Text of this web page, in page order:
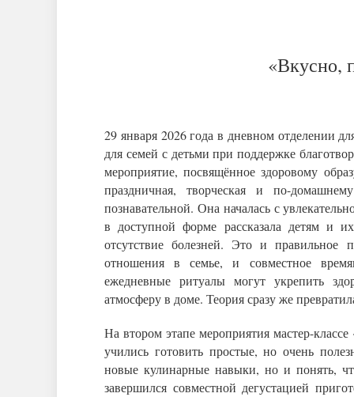
«Вкусно,
29 января 2026 года в дневном отделении
для семей с детьми при поддержке
мероприятие, посвящённое здоровому
праздничная, творческая и по-
познавательной. Она началась с
в доступной форме рассказала детям и
отсутствие болезней. Это и
отношения в семье, и совместное
ежедневные ритуалы могут укрепить
атмосферу в доме. Теория сразу же
На втором этапе мероприятия мастер-
учились готовить простые, но очень
новые кулинарные навыки, но и понять,
завершился совместной дегустацией